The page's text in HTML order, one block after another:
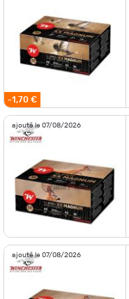
-1,70 €
ajouté le 07/08/2026
ajouté le 07/08/2026